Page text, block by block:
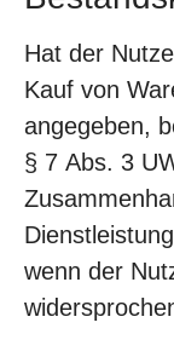
Hat der
Kauf von
angegeben,
§ 7 Abs. 3
wenn der